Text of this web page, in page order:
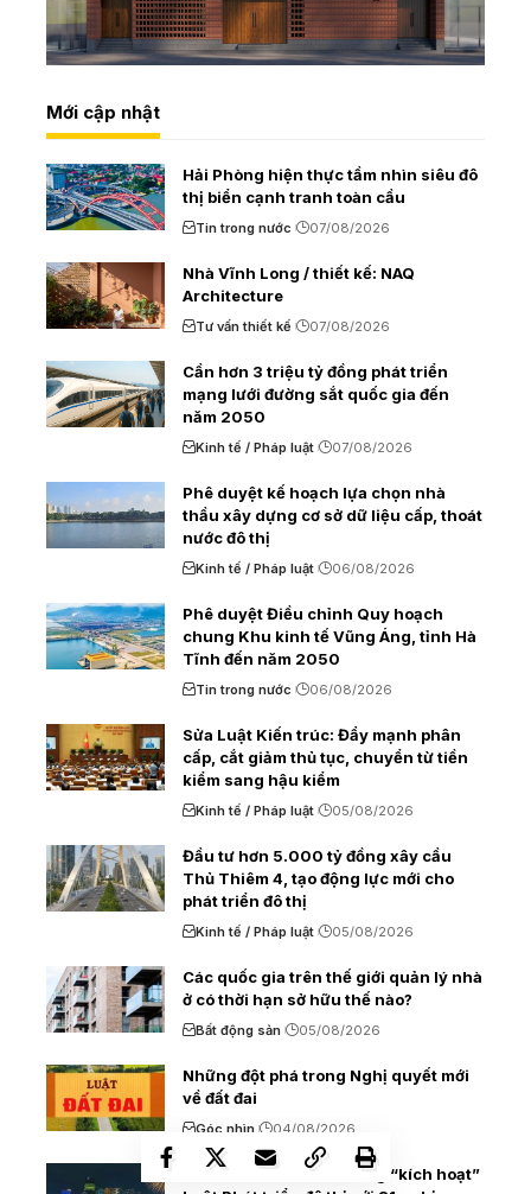
Mới cập nhật
Hải Phòng hiện thực tầm nhìn siêu đô
thị biển cạnh tranh toàn cầu
Tin trong nước 07/08/2026
Nhà Vĩnh Long / thiết kế: NAQ
Architecture
Tư vấn thiết kế 07/08/2026
Cần hơn 3 triệu tỷ đồng phát triển
mạng lưới đường sắt quốc gia đến
năm 2050
Kinh tế / Pháp luật 07/08/2026
Phê duyệt kế hoạch lựa chọn nhà
thầu xây dựng cơ sở dữ liệu cấp, thoát
nước đô thị
Kinh tế / Pháp luật 06/08/2026
Phê duyệt Điều chỉnh Quy hoạch
chung Khu kinh tế Vũng Áng, tỉnh Hà
Tĩnh đến năm 2050
Tin trong nước 06/08/2026
Sửa Luật Kiến trúc: Đẩy mạnh phân
cấp, cắt giảm thủ tục, chuyển từ tiền
kiểm sang hậu kiểm
Kinh tế / Pháp luật 05/08/2026
Đầu tư hơn 5.000 tỷ đồng xây cầu
Thủ Thiêm 4, tạo động lực mới cho
phát triển đô thị
Kinh tế / Pháp luật 05/08/2026
Các quốc gia trên thế giới quản lý nhà
ở có thời hạn sở hữu thế nào?
Bất động sản 05/08/2026
Những đột phá trong Nghị quyết mới
về đất đai
Góc nhìn 04/08/2026
TP. Hồ Chí Minh sẵn sàng “kích hoạt”